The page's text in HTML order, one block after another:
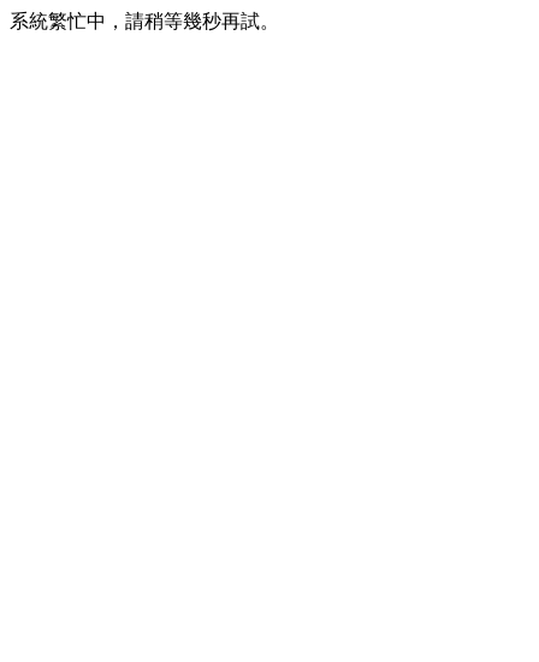
系統繁忙中，請稍等幾秒再試。